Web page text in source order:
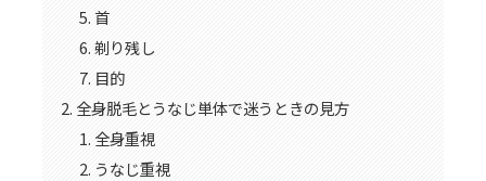
首
剃り残し
目的
全身脱毛とうなじ単体で迷うときの見方
全身重視
うなじ重視